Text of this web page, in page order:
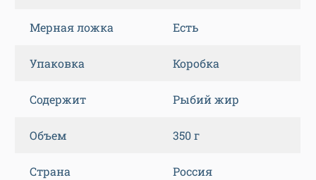
Мерная ложка Есть
Упаковка Коробка
Содержит Рыбий жир
Объем 350 г
Страна
Россия